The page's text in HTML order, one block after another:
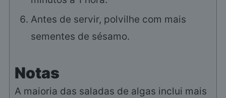
Antes de servir, polvilhe com mais
sementes de sésamo.
Notas
A maioria das saladas de algas inclui mais